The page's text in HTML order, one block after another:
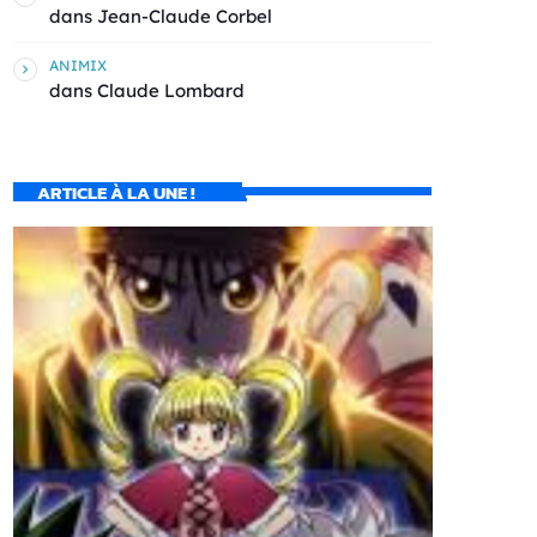
dans Jean-Claude Corbel
ANIMIX
dans Claude Lombard
ARTICLE À LA UNE !